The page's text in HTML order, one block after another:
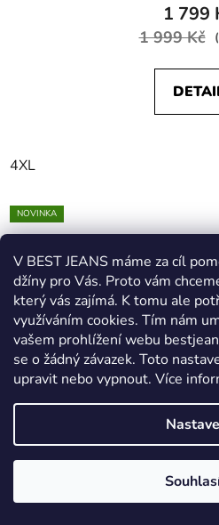
V BEST JEANS máme za cíl
džíny pro Vás. Proto vám
který vás zajímá. K tomu ale
využíváním cookies. Tím nám
vašem prohlížení webu
se o žádný závazek. Toto
upravit nebo vypnout. Více
1 799
1 999 Kč
4XL
NOVINKA